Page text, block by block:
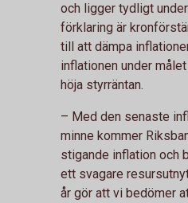
och ligger tydligt
förklaring är
till att dämpa
inflationen under
höja styrräntan.
– Med den senaste
minne kommer
stigande inflation och
ett svagare
år gör att vi bedömer